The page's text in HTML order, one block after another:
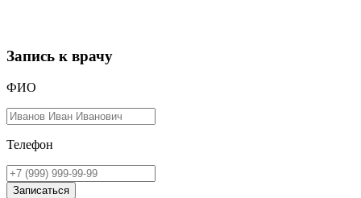
Запись к врачу
ФИО
Телефон
Записаться